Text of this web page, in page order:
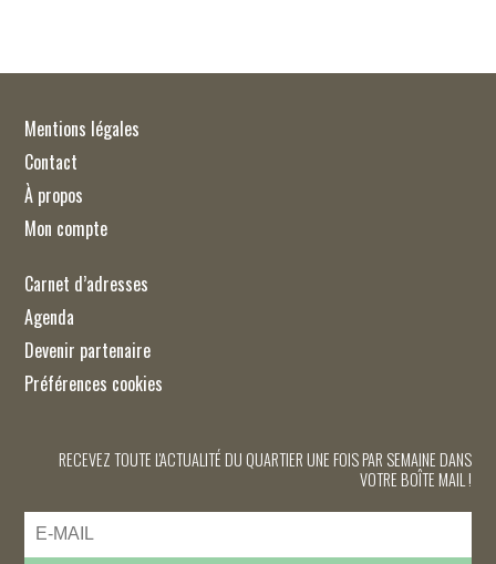
Mentions légales
Contact
À propos
Mon compte
Carnet d’adresses
Agenda
Devenir partenaire
Préférences cookies
RECEVEZ TOUTE L'ACTUALITÉ DU QUARTIER UNE FOIS PAR SEMAINE DANS
VOTRE BOÎTE MAIL !